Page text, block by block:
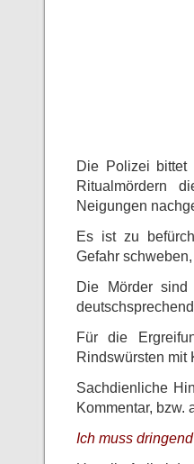
Die Polizei bittet
Ritualmördern
Neigungen
Es ist zu
Gefahr
Die Mörder
Für die
Rindswürsten mit
Sachdienliche
Kommentar, bzw.
Ich muss